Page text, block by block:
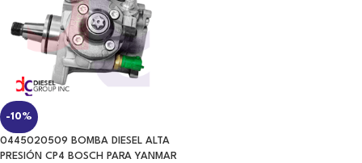
0445020509 BOMBA DIESEL ALTA
PRESIÓN CP4 BOSCH PARA YANMAR